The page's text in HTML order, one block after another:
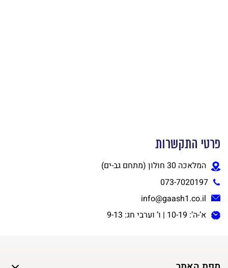
פרטי התקשרות
המלאכה 30 חולון (מתחם גב-ים)
073-7020197
info@gaash1.co.il
א’-ה’: 10-19 | ו’ וערבי חג: 9-13